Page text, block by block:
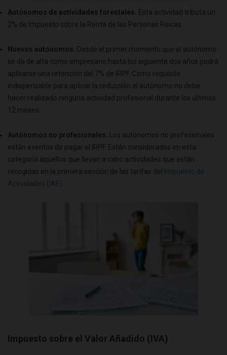
Autónomos de actividades forestales.
Esta actividad tributa un
2% de Impuesto sobre la Renta de las Personas Físicas.
Nuevos autónomos.
Desde el primer momento que el autónomo
se da de alta como empresario hasta los siguiente dos años podrá
aplicarse una retención del 7% de IRPF. Como requisito
indispensable para aplicar la reducción el autónomo no debe
hacer realizado ninguna actividad profesional durante los últimos
12 meses.
Autónomos no profesionales.
Los autónomos no profesionales
están exentos de pagar el IRPF. Están considerados en esta
categoría aquellos que llevan a cabo actividades que están
recogidas en la primera sección de las tarifas del
Impuesto de
Actividades (IAE)
Impuesto sobre el Valor Añadido (IVA)